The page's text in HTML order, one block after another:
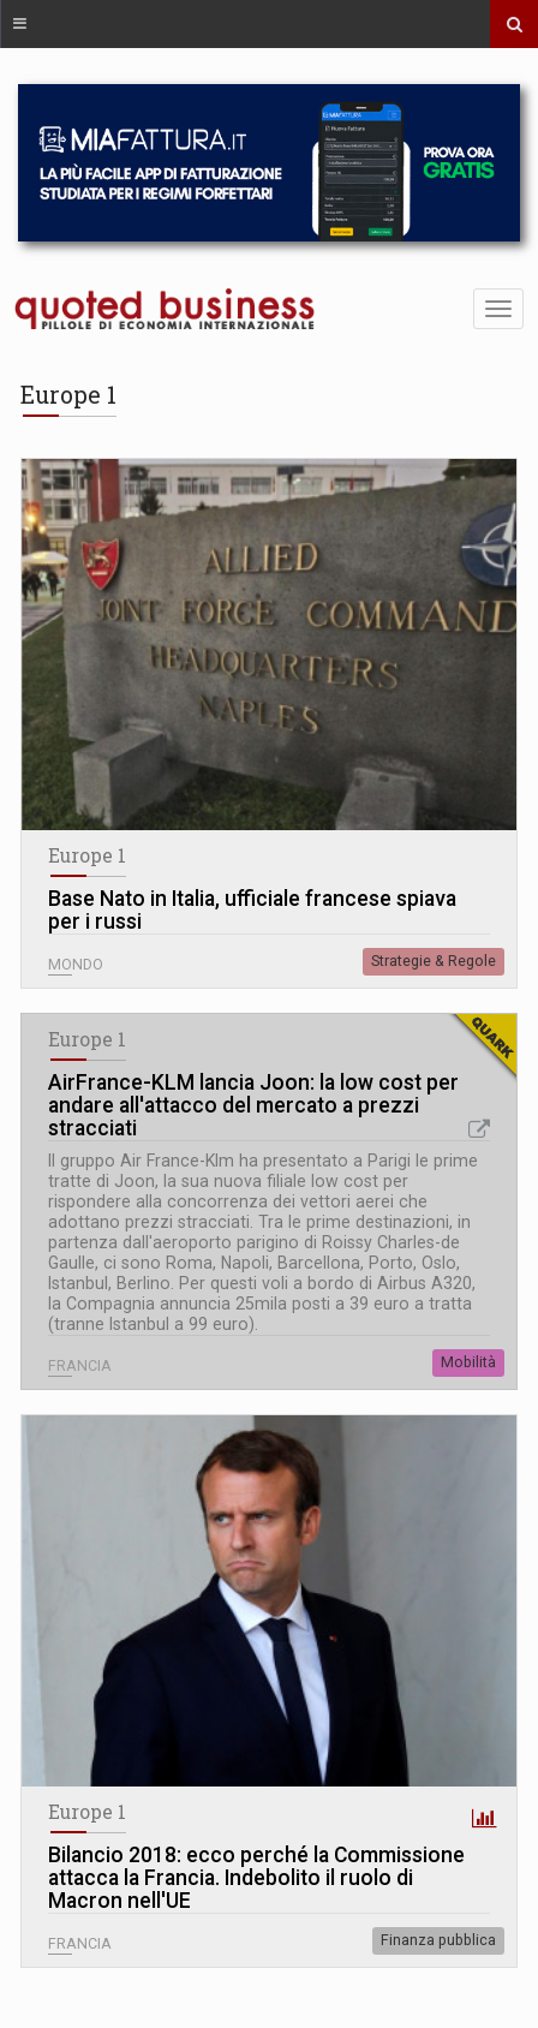
Europe 1
Europe 1
Base Nato in Italia, ufficiale francese spiava
per i russi
MONDO Strategie & Regole
Europe 1
AirFrance-KLM lancia Joon: la low cost per
andare all'attacco del mercato a prezzi
stracciati
Il gruppo Air France-Klm ha presentato a Parigi le prime
tratte di Joon, la sua nuova filiale low cost per
rispondere alla concorrenza dei vettori aerei che
adottano prezzi stracciati. Tra le prime destinazioni, in
partenza dall'aeroporto parigino di Roissy Charles-de
Gaulle, ci sono Roma, Napoli, Barcellona, Porto, Oslo,
Istanbul, Berlino. Per questi voli a bordo di Airbus A320,
la Compagnia annuncia 25mila posti a 39 euro a tratta
(tranne Istanbul a 99 euro).
FRANCIA Mobilità
Europe 1
Bilancio 2018: ecco perché la Commissione
attacca la Francia. Indebolito il ruolo di
Macron nell'UE
FRANCIA Finanza pubblica